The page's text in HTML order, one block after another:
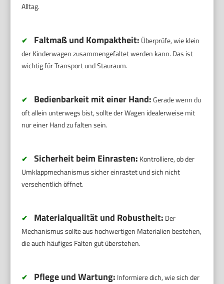
Alltag.
✔ Faltmaß und Kompaktheit: Überprüfe, wie klein
der Kinderwagen zusammengefaltet werden kann. Das ist
wichtig für Transport und Stauraum.
✔ Bedienbarkeit mit einer Hand:Gerade wenn du
oft allein unterwegs bist, sollte der Wagen idealerweise mit
nur einer Hand zu falten sein.
✔ Sicherheit beim Einrasten: Kontrolliere, ob der
Umklappmechanismus sicher einrastet und sich nicht
versehentlich öffnet.
✔ Materialqualität und Robustheit: Der
Mechanismus sollte aus hochwertigen Materialien bestehen,
die auch häufiges Falten gut überstehen.
✔ Pflege und Wartung: Informiere dich, wie sich der